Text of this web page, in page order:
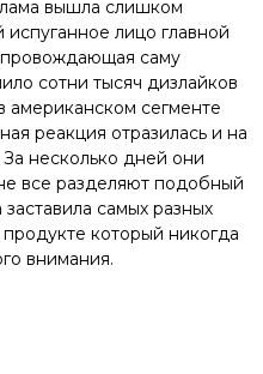
вышла слишком
лицо главной
саму
сотни тысяч дизлайков
американском сегменте
реакция отразилась и на
несколько дней они
все разделяют подобный
самых разных
который никогда
внимания.